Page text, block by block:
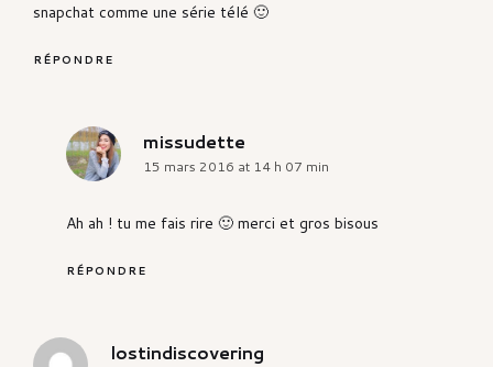
snapchat comme une série télé 🙂
RÉPONDRE
missudette
15 mars 2016 at 14 h 07 min
Ah ah ! tu me fais rire 🙂 merci et gros bisous
RÉPONDRE
lostindiscovering